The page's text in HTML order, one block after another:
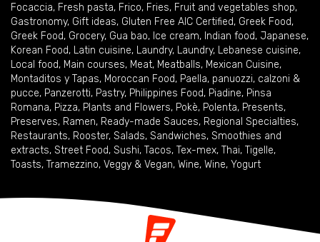
Focaccia, Fresh pasta, Frico, Fries, Fruit and vegetables shop,
Gastronomy, Gift ideas, Gluten Free AIC Certified, Greek Food,
Greek Food, Grocery, Gua bao, Ice cream, Indian food, Japanese,
Korean Food, Latin cuisine, Laundry, Laundry, Lebanese cuisine,
Local food, Main courses, Meat, Meatballs, Mexican Cuisine,
Montaditos y Tapas, Moroccan Food, Paella, panuozzi, calzoni &
pucce, Panzerotti, Pastry, Philippines Food, Piadine, Pinsa
Romana, Pizza, Plants and Flowers, Pokè, Polenta, Presents,
Preserves, Ramen, Ready-made Sauces, Regional Specialties,
Restaurants, Rooster, Salads, Sandwiches, Smoothies and
extracts, Street Food, Sushi, Tacos, Tex-mex, Thai, Tigelle,
Toasts, Tramezzino, Veggy & Vegan, Wine, Wine, Yogurt